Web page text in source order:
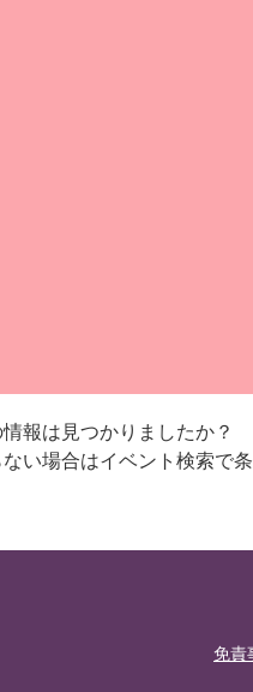
報は見つかりましたか？
ない場合はイベント検索で
免責